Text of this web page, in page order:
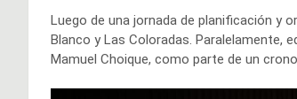
Luego de una jornada de planificación y
Blanco y Las Coloradas. Paralelamente,
Mamuel Choique, como parte de un